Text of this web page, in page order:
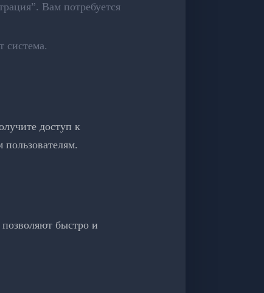
Вам потребуется
система.
доступ к
быстро и